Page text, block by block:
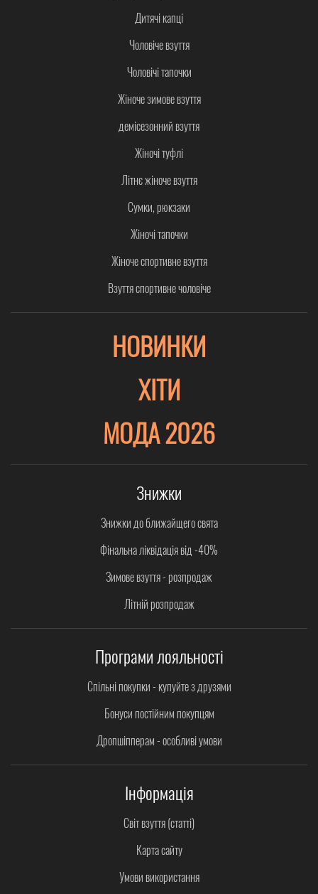
Дитячі капці
Чоловіче взуття
Чоловічі тапочки
Жіноче зимове взуття
демісезонний взуття
Жіночі туфлі
Літнє жіноче взуття
Сумки, рюкзаки
Жіночі тапочки
Жіноче спортивне взуття
Взуття спортивне чоловіче
НОВИНКИ
ХІТИ
МОДА 2026
Знижки
Знижки до ближайщего свята
Фінальна ліквідація від -40%
Зимове взуття - розпродаж
Літній розпродаж
Програми лояльності
Спільні покупки - купуйте з друзями
Бонуси постійним покупцям
Дропшіпперам - особливі умови
Інформація
Світ взуття (статті)
Карта сайту
Умови використання